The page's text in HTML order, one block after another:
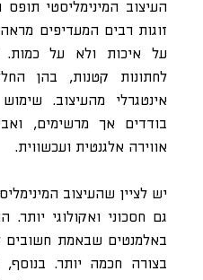
העיצוב המינימליסטי
זוגות רבים המעדיפים
על איכות ולא על כמות.
לחתונות קטנות, בהן
אינטגרלי מהעיצוב.
בודדים אך מרשימים,
אווירה אלגנטית ועכשווית.
יש לציין שהעיצוב
גם חסכוני ואקולוגי
באלמנטים שבאמת
בצורה חכמה יותר.